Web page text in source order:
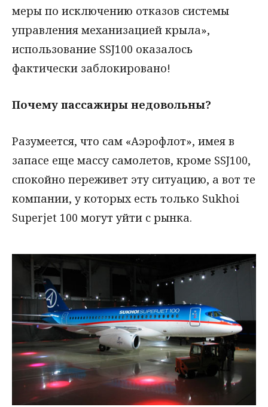
меры по исключению отказов системы
управления механизацией крыла»,
использование SSJ100 оказалось
фактически заблокировано!
Почему пассажиры недовольны?
Разумеется, что сам «Аэрофлот», имея в
запасе еще массу самолетов, кроме SSJ100,
спокойно переживет эту ситуацию, а вот те
компании, у которых есть только Sukhoi
Superjet 100 могут уйти с рынка.